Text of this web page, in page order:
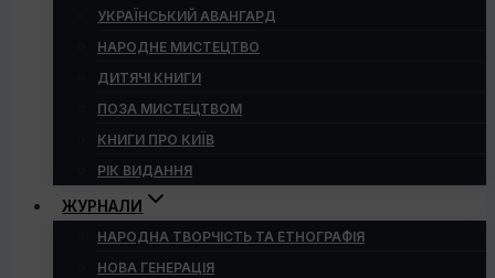
УКРАЇНСЬКИЙ АВАНГАРД
НАРОДНЕ МИСТЕЦТВО
ДИТЯЧІ КНИГИ
ПОЗА МИСТЕЦТВОМ
КНИГИ ПРО КИЇВ
РІК ВИДАННЯ
ЖУРНАЛИ
НАРОДНА ТВОРЧІСТЬ ТА ЕТНОГРАФІЯ
НОВА ГЕНЕРАЦІЯ